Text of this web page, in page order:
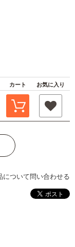
カート お気に入り
について問い合わせる